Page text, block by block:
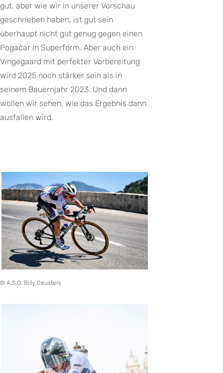
gut, aber wie wir in unserer Vorschau
geschrieben haben, ist gut sein
überhaupt nicht gut genug gegen einen
Pogačar in Superform. Aber auch ein
Vingegaard mit perfekter Vorbereitung
wird 2025 noch stärker sein als in
seinem Bauernjahr 2023. Und dann
wollen wir sehen, wie das Ergebnis dann
ausfallen wird.
© A.S.O. Billy Ceusters